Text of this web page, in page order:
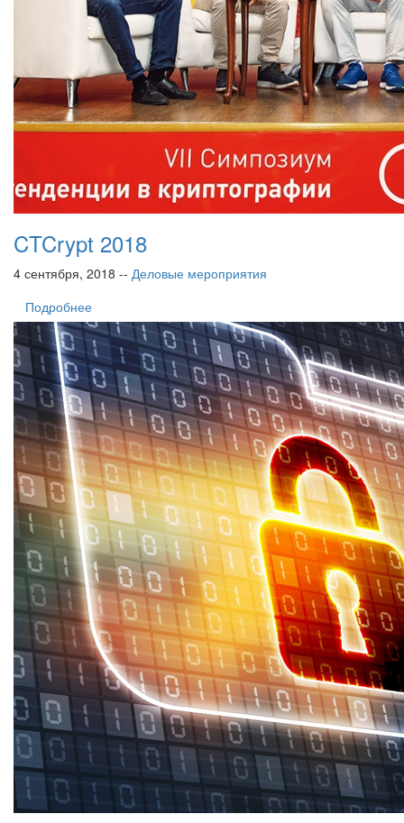
CTCrypt 2018
4 сентября, 2018 -- Деловые мероприятия
Подробнее